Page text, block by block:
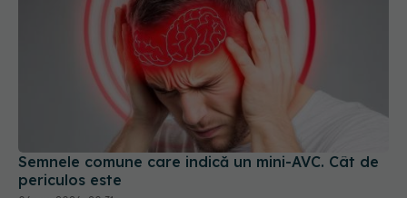
Semnele comune care indică un mini-AVC. Cât de
periculos este